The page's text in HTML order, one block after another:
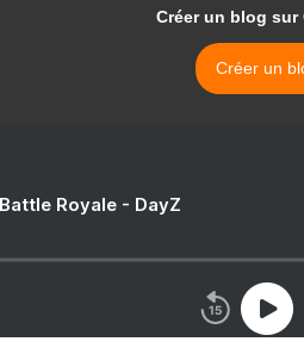
Créer un blog sur
Créer un
Royale - DayZ